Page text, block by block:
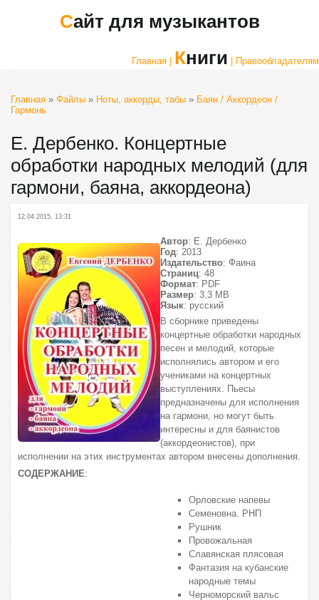
Сайт для музыкантов
Главная | Книги | Правообладателям
Главная » Файлы » Ноты, аккорды, табы » Баян / Аккордеон /
Гармонь
Е. Дербенко. Концертные
обработки народных мелодий (для
гармони, баяна, аккордеона)
12.04.2015, 13:31
Автор: Е. Дербенко
Год: 2013
Издательство: Фаина
Страниц: 48
Формат: PDF
Размер: 3,3 МВ
Язык: русский
В сборнике приведены
концертные обработки народных
песен и мелодий, которые
исполнялись автором и его
учениками на концертных
выступлениях. Пьесы
предназначены для исполнения
на гармони, но могут быть
интересны и для баянистов
(аккордеонистов), при
исполнении на этих инструментах автором внесены дополнения.
СОДЕРЖАНИЕ:
Орловские напевы
Семеновна. РНП
Рушник
Провожальная
Славянская плясовая
Фантазия на кубанские
народные темы
Черноморский вальс